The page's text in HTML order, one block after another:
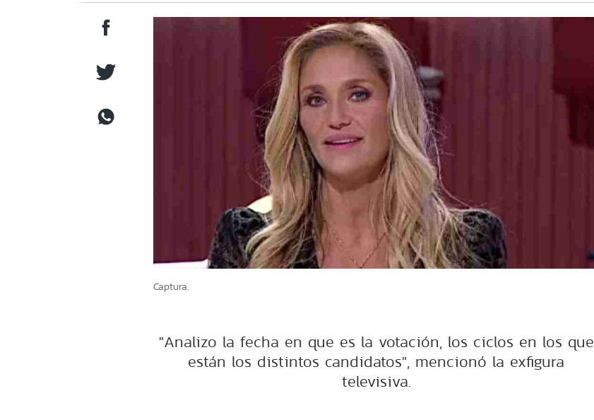
Captura.
"Analizo la fecha en que es la votación, los ciclos en los que
están los distintos candidatos", mencionó la exfigura
televisiva.